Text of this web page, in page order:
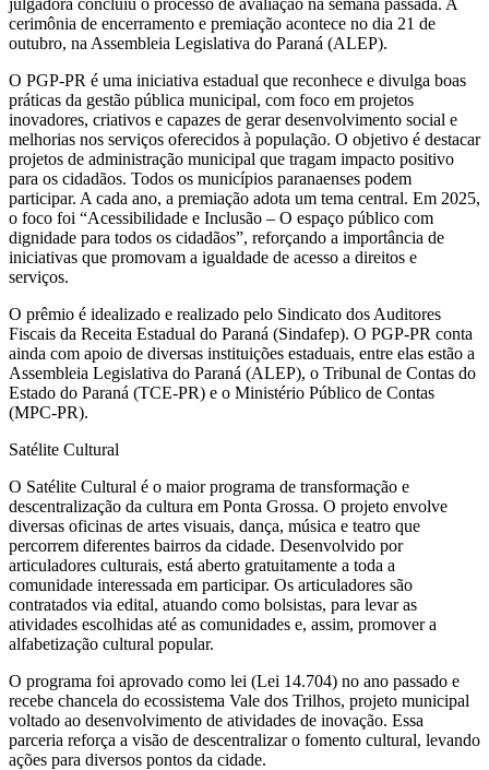
julgadora concluiu o processo de avaliação na semana passada. A
cerimônia de encerramento e premiação acontece no dia 21 de
outubro, na Assembleia Legislativa do Paraná (ALEP).
O PGP-PR é uma iniciativa estadual que reconhece e divulga boas
práticas da gestão pública municipal, com foco em projetos
inovadores, criativos e capazes de gerar desenvolvimento social e
melhorias nos serviços oferecidos à população. O objetivo é destacar
projetos de administração municipal que tragam impacto positivo
para os cidadãos. Todos os municípios paranaenses podem
participar. A cada ano, a premiação adota um tema central. Em 2025,
o foco foi “Acessibilidade e Inclusão – O espaço público com
dignidade para todos os cidadãos”, reforçando a importância de
iniciativas que promovam a igualdade de acesso a direitos e
serviços.
O prêmio é idealizado e realizado pelo Sindicato dos Auditores
Fiscais da Receita Estadual do Paraná (Sindafep). O PGP-PR conta
ainda com apoio de diversas instituições estaduais, entre elas estão a
Assembleia Legislativa do Paraná (ALEP), o Tribunal de Contas do
Estado do Paraná (TCE-PR) e o Ministério Público de Contas
(MPC-PR).
Satélite Cultural
O Satélite Cultural é o maior programa de transformação e
descentralização da cultura em Ponta Grossa. O projeto envolve
diversas oficinas de artes visuais, dança, música e teatro que
percorrem diferentes bairros da cidade. Desenvolvido por
articuladores culturais, está aberto gratuitamente a toda a
comunidade interessada em participar. Os articuladores são
contratados via edital, atuando como bolsistas, para levar as
atividades escolhidas até as comunidades e, assim, promover a
alfabetização cultural popular.
O programa foi aprovado como lei (Lei 14.704) no ano passado e
recebe chancela do ecossistema Vale dos Trilhos, projeto municipal
voltado ao desenvolvimento de atividades de inovação. Essa
parceria reforça a visão de descentralizar o fomento cultural, levando
ações para diversos pontos da cidade.